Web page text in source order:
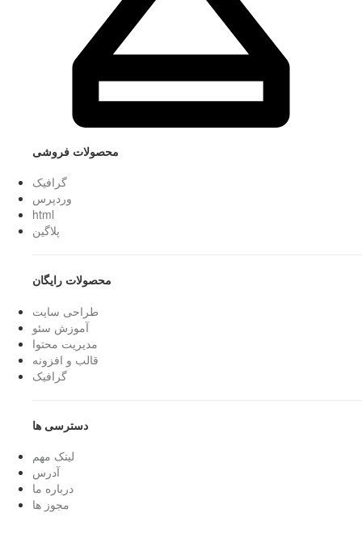
محصولات فروشی
گرافیک
وردپرس
html
پلاگین
محصولات رایگان
طراحی سایت
آموزش سئو
مدیریت محتوا
قالب و افزونه
گرافیک
دسترسی ها
لینک مهم
آدرس
درباره ما
مجوز ها